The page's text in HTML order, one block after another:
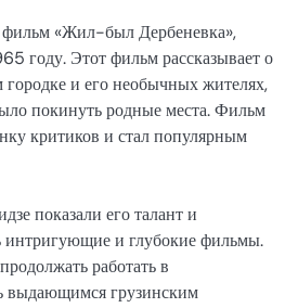
фильм «Жил-был Дербеневка»,
году. Этот фильм рассказывает о
городке и его необычных жителях,
покинуть родные места. Фильм
критиков и стал популярным
показали его талант и
интригующие и глубокие фильмы.
работать в
выдающимся грузинским